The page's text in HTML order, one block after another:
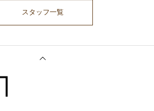
スタッフ一覧